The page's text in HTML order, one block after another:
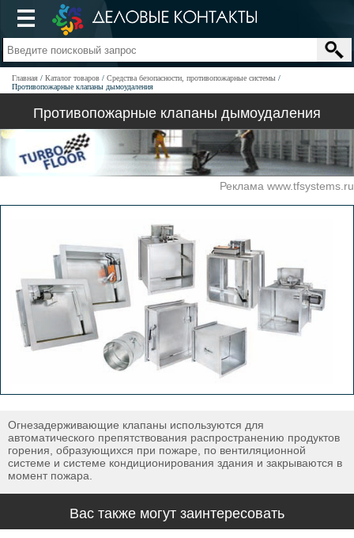
Главная Каталог товаров
Средства безопасности, противопожарные системы
Противопожарные клапаны дымоудаления
Противопожарные клапаны дымоудаления
Реклама www.tfsystems.ru
Огнезадерживающие клапаны используются для
автоматического препятствования распространению продуктов
горения, образующихся при пожаре, по вентиляционной
системе и системе кондиционирования здания и закрываются в
момент пожара.
Вас также могут заинтересовать